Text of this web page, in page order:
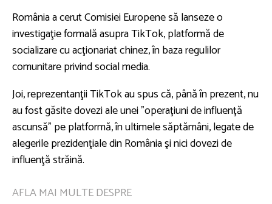
România a cerut Comisiei Europene să lanseze o
investigaţie formală asupra TikTok, platformă de
socializare cu acţionariat chinez, în baza regulilor
comunitare privind social media.
Joi, reprezentanţii TikTok au spus că, până în prezent, nu
au fost găsite dovezi ale unei "operaţiuni de influenţă
ascunsă" pe platformă, în ultimele săptămâni, legate de
alegerile prezidenţiale din România şi nici dovezi de
influenţă străină.
AFLA MAI MULTE DESPRE